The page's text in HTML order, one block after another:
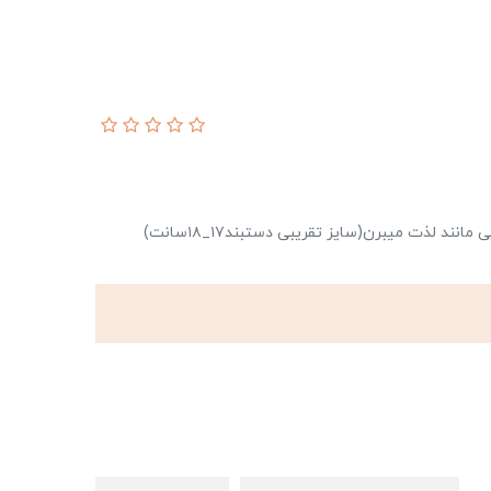
لذت میبرن(سایز تقریبی دستبند۱۷_۱۸سانت)